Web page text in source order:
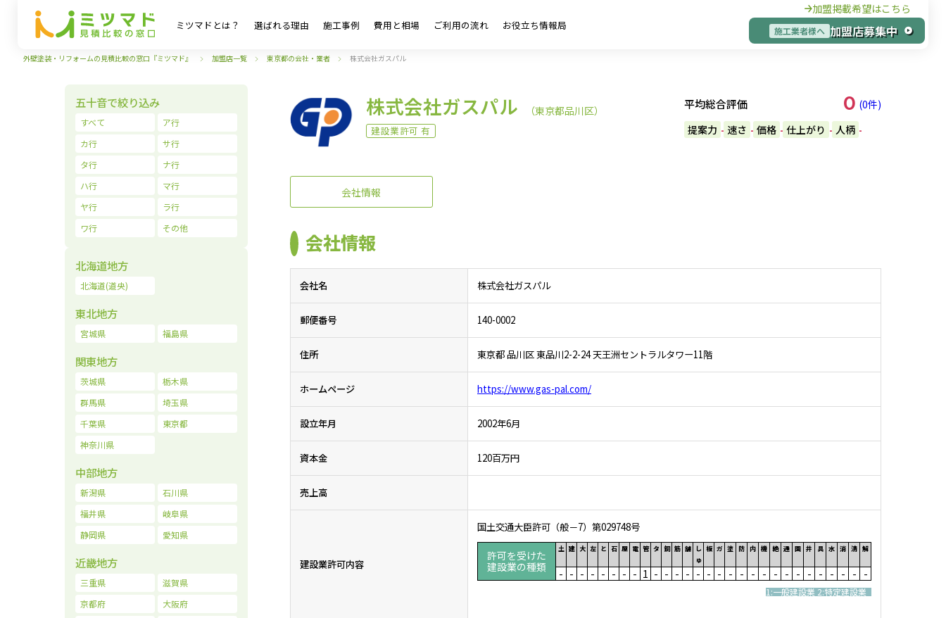
ミツマドとは？ 選ばれる理由 施工事例 費用と相場 ご利用の流れ お役立ち情報局
加盟掲載希望はこちら
施工業者様へ 加盟店募集中
外壁塗装・リフォームの見積比較の窓口『ミツマド』 加盟店一覧 東京都の会社・業者 株式会社ガスパル
平均総合評価 0 (0件)
提案力 - 速さ - 価格 - 仕上がり - 人柄 -
株式会社ガスパル （東京都品川区）
建設業許可 有
会社情報
会社情報
会社名 株式会社ガスパル
郵便番号 140-0002
住所 東京都 品川区 東品川2-2-24 天王洲セントラルタワー11階
ホームページ https://www.gas-pal.com/
設立年月 2002年6月
資本金 120百万円
売上高
建設業許可内容
国土交通大臣許可（般－7）第029748号
許可を受けた
建設業の種類
土 建 大 左 と 石 屋 電 管 タ 鋼 筋 舗 し
ゅ
板 ガ 塗 防 内 機 絶 通 園 井 具 水 消 清 解
- - - - - - - - 1 - - - - - - - - - - - - - - - - - - - -
1:一般建設業 2:特定建設業
五十音で絞り込み
すべて
ア行
カ行
サ行
タ行
ナ行
ハ行
マ行
ヤ行
ラ行
ワ行
その他
北海道地方
北海道(道央)
東北地方
宮城県 福島県
関東地方
茨城県
栃木県
群馬県
埼玉県
千葉県
東京都
神奈川県
中部地方
新潟県
石川県
福井県
岐阜県
静岡県
愛知県
近畿地方
三重県
滋賀県
京都府
大阪府